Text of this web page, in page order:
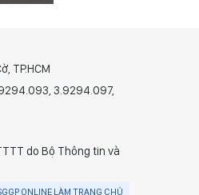
TP.HCM
3.9294.097,
do Bộ Thông tin và
ONLINE LÀM TRANG CHỦ